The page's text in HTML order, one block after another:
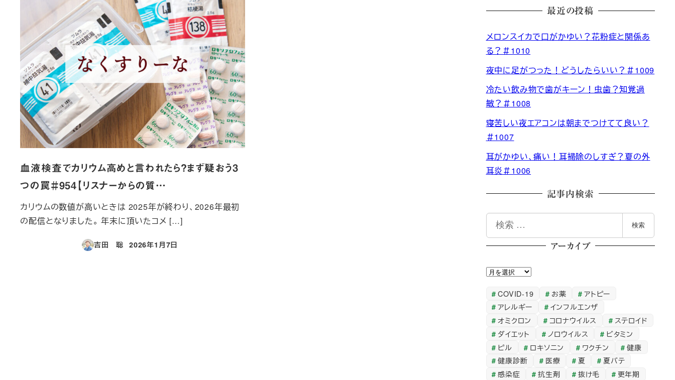
血液検査でカリウム高めと言われたら？まず疑おう3
つの罠＃954【リスナーからの質…
カリウムの数値が高いときは 2025年が終わり、2026年最初
の配信となりました。 年末に頂いたコメ […]
吉田 聡
投稿日
2026年1月7日
最近の投稿
メロンスイカで口がかゆい？花粉症と関係あ
る？＃1010
夜中に足がつった！どうしたらいい？＃1009
冷たい飲み物で歯がキーン！虫歯？知覚過
敏？＃1008
寝苦しい夜エアコンは朝までつけてて良い？
＃1007
耳がかゆい、痛い！耳掃除のしすぎ？夏の外
耳炎＃1006
記事内検索
検
検索
アーカイブ
ア
カ
イ
ブ
COVID-19 お薬
アトピー
アレルギー
インフルエンザ
オミクロン
コロナウイルス
ステロイド
ダイエット
ノロウイルス
ビタミン
ピル
ロキソニン ワクチン
健康
健康診断
医療 夏
夏バテ
感染症
抗生剤 抜け毛
更年期